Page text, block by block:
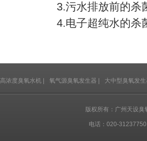
3.污水排放前的杀
4.电子超纯水的杀
高浓度臭氧水机 氧气源臭氧发生器 大中型臭氧发
版权所有：广州天设
电话：020-